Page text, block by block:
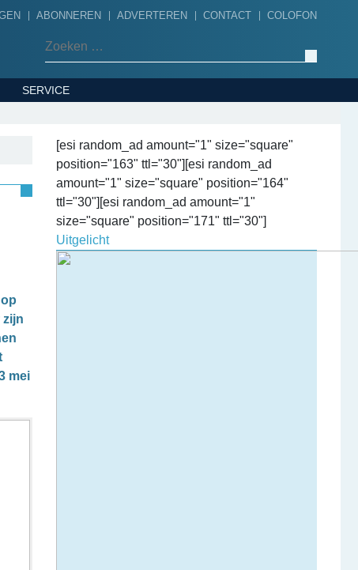
ABONNEREN ADVERTEREN CONTACT COLOFON
SERVICE
zijn
mei
[esi random_ad amount="1" size="square"
position="163" ttl="30"][esi random_ad
amount="1" size="square" position="164"
ttl="30"][esi random_ad amount="1"
size="square" position="171" ttl="30"]
Uitgelicht